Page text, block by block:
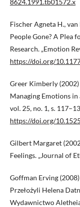
8624.1991.tb01572.x
Fischer Agneta H.,
People Gone? A Plea
Research. „Emotion
https://doi.org/
Greer Kimberly
Managing Emotions in
vol. 25, no. 1, s.
https://doi.org/
Gilbert Margaret
Feelings. „Journal of
Goffman Erving
Przełożyli Helena
Wydawnictwo